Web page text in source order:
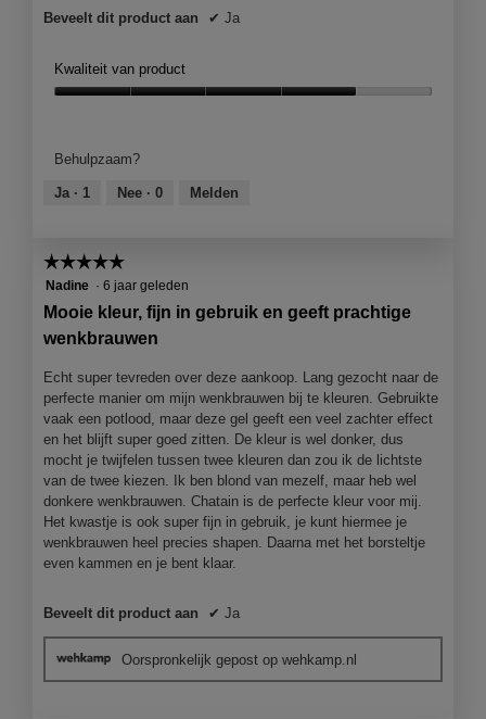
a
n
s
t
r
.
Beveelt dit product aan ✔ Ja
Kwaliteit van product
4
van
Behulpzaam?
Ja · 1 Nee · 0 Melden
☆☆☆☆☆
☆☆☆☆☆
5
van
sterren.
Nadine · 6 jaar geleden
Mooie kleur, fijn in gebruik en geeft prachtige
wenkbrauwen
Echt super tevreden over deze aankoop. Lang gezocht naar de
perfecte manier om mijn wenkbrauwen bij te kleuren. Gebruikte
vaak een potlood, maar deze gel geeft een veel zachter effect
en het blijft super goed zitten. De kleur is wel donker, dus
mocht je twijfelen tussen twee kleuren dan zou ik de lichtste
van de twee kiezen. Ik ben blond van mezelf, maar heb wel
donkere wenkbrauwen. Chatain is de perfecte kleur voor mij.
Het kwastje is ook super fijn in gebruik, je kunt hiermee je
wenkbrauwen heel precies shapen. Daarna met het borsteltje
even kammen en je bent klaar.
Beveelt dit product aan ✔ Ja
Oorspronkelijk gepost op wehkamp.nl